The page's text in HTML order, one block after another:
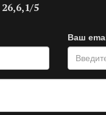
5
Ваш